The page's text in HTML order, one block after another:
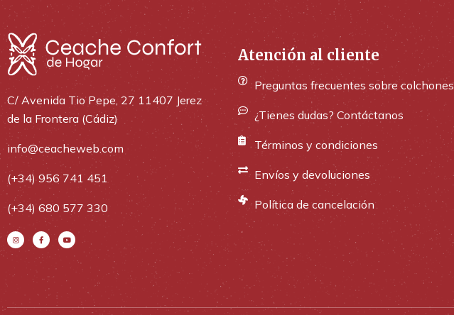
C/ Avenida Tio Pepe, 27 11407 Jerez
de la Frontera (Cádiz)
info@ceacheweb.com
(+34) 956 741 451
(+34) 680 577 330
Atención al cliente
Preguntas frecuentes sobre colchones
¿Tienes dudas? Contáctanos
Términos y condiciones
Envíos y devoluciones
Política de cancelación